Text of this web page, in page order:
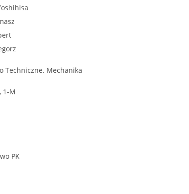
Techniczne. Mechanika
1-M
PK